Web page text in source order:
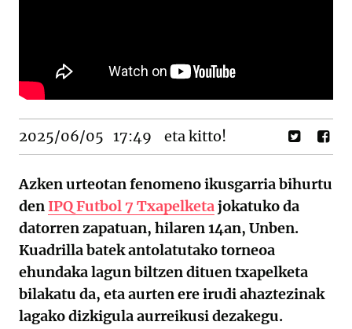
2025/06/05 17:49 eta kitto!
Azken urteotan fenomeno ikusgarria bihurtu
denIPQ Futbol 7 Txapelketajokatuko da
datorren zapatuan, hilaren 14an, Unben.
Kuadrilla batek antolatutako torneoa
ehundaka lagun biltzen dituen txapelketa
bilakatu da, eta aurten ere irudi ahaztezinak
lagako dizkigula aurreikusi dezakegu.